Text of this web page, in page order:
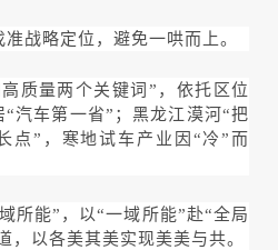
战略定位，避免一哄而上。
质量两个关键词”，依托区位
汽车第一省”；黑龙江漠河“把
点”，寒地试车产业因“冷”而
所能”，以“一域所能”赴“全局
，以各美其美实现美美与共。